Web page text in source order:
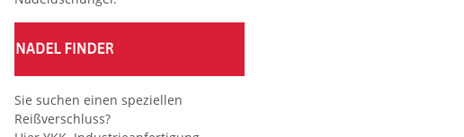
Sie suchen einen speziellen
Reißverschluss?